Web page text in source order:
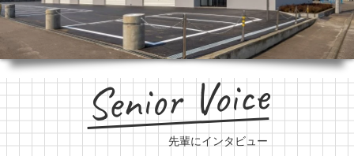
Senior Voice
先輩にインタビュー